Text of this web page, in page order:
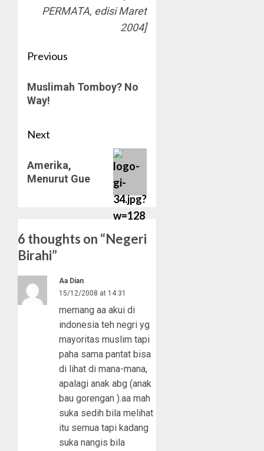
PERMATA, edisi Maret
2004]
Post
navigation
Previous
post:
Muslimah Tomboy? No
Way!
Next
post:
Amerika,
Menurut Gue
6 thoughts on “Negeri
Birahi”
Aa Dian
15/12/2008 at 14:31
memang aa akui di
indonesia teh negri yg
mayoritas muslim tapi
paha sama pantat bisa
di lihat di mana-mana,
apalagi anak abg (anak
bau gorengan ).aa mah
suka sedih bila melihat
itu semua tapi kadang
suka nangis bila